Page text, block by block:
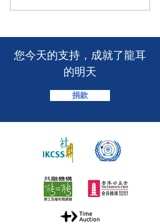
耳為葵盛西邨消防安全簡
​您今天的支持，成就了龍耳
的明天
捐款